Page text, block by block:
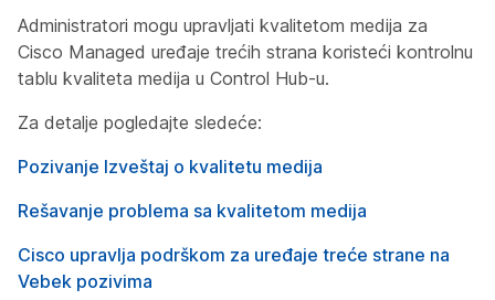
Administratori mogu upravljati kvalitetom medija za
Cisco Managed uređaje trećih strana koristeći kontrolnu
tablu kvaliteta medija u Control Hub-u.
Za detalje pogledajte sledeće:
Pozivanje Izveštaj o kvalitetu medija
Rešavanje problema sa kvalitetom medija
Cisco upravlja podrškom za uređaje treće strane na
Vebek pozivima